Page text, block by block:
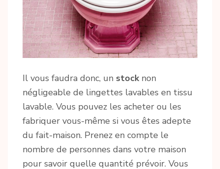
Il vous faudra donc, un stocknon
négligeable de lingettes lavables en tissu
lavable. Vous pouvez les acheter ou les
fabriquer vous-même si vous êtes adepte
du fait-maison. Prenez en compte le
nombre de personnes dans votre maison
pour savoir quelle quantité prévoir. Vous